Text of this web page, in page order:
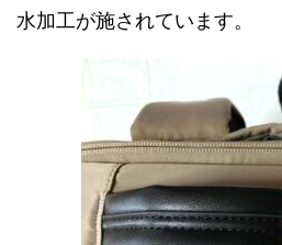
水加工が施されています。